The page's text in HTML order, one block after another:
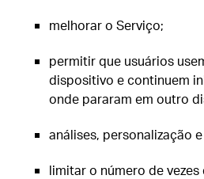
melhorar o Serviço;
permitir que usuários
dispositivo e continuem
onde pararam em outro
análises, personalização
limitar o número de